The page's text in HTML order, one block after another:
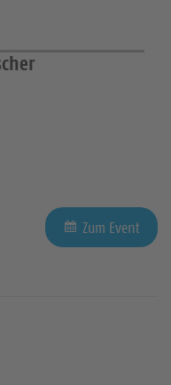
Zum Event